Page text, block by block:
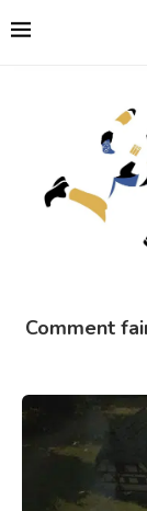
Comment